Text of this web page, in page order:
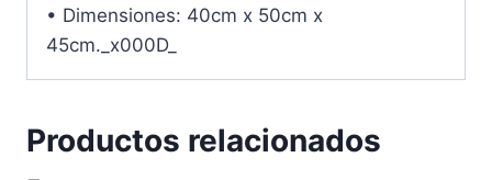
• Dimensiones: 40cm x 50cm x
45cm._x000D_
Productos relacionados